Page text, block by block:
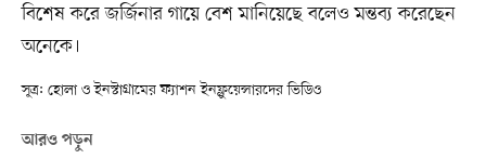
বিশেষ করে জর্জিনার গায়ে বেশ মানিয়েছে বলেও মন্তব্য করেছেন
অনেকে।
সূত্র: হোলা ও ইনস্টাগ্রামের ফ্যাশন ইনফ্লুয়েন্সারদের ভিডিও
আরও পড়ুন